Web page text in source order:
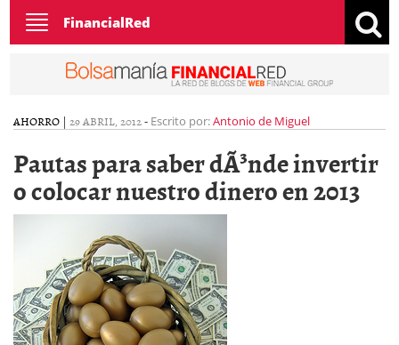
Toggle
navigation
FinancialRed
AHORRO | 29 ABRIL, 2012- Escrito por:Antonio de Miguel
Pautas para saber dÃ³nde invertir
o colocar nuestro dinero en 2013